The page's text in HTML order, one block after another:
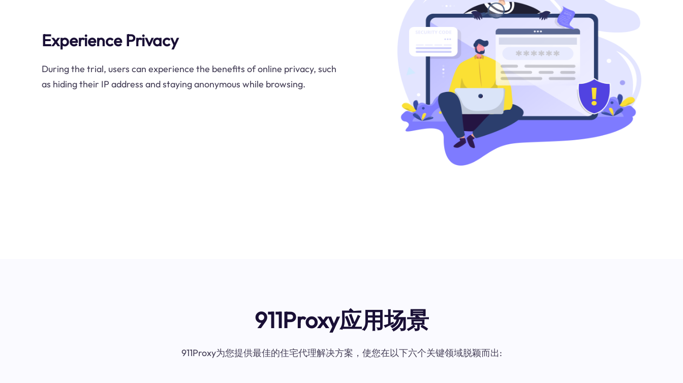
Experience Privacy
During the trial, users can experience the benefits of online privacy, such
as hiding their IP address and staying anonymous while browsing.
911Proxy应用场景
911Proxy为您提供最佳的住宅代理解决方案，使您在以下六个关键领域脱颖而出: